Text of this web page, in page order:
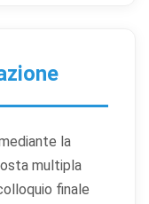
la
multipla
finale